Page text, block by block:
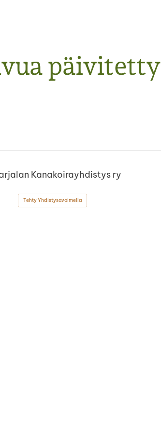
päivitetty
Kanakoirayhdistys ry
Tehty Yhdistysavaimella